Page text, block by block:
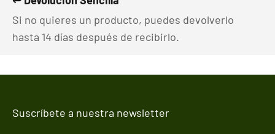
Si no quieres un producto, puedes devolverlo
hasta 14 días después de recibirlo.
Suscríbete a nuestra newsletter